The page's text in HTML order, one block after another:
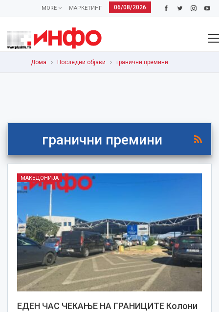
06/08/2026
МАРКЕТИНГ
MORE
Дома Последни објави гранични премини
гранични премини
МАКЕДОНИЈА
ЕДЕН ЧАС ЧЕКАЊЕ НА ГРАНИЦИТЕ Колони